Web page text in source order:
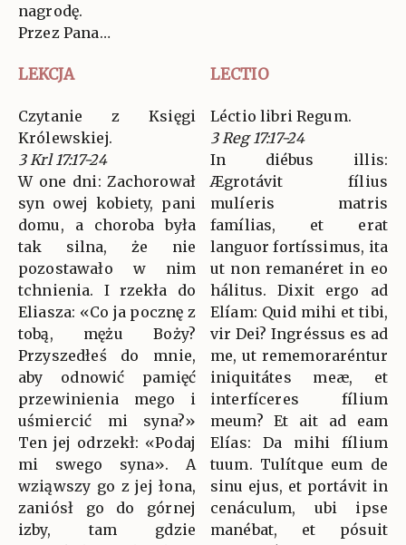
nagrodę.
Przez Pana…
LEKCJA LECTIO
Czytanie z Księgi
Królewskiej.
3 Krl 17:17-24
W one dni: Zachorował
syn owej kobiety, pani
domu, a choroba była
tak silna, że nie
pozostawało w nim
tchnienia. I rzekła do
Eliasza: «Co ja pocznę z
tobą, mężu Boży?
Przyszedłeś do mnie,
aby odnowić pamięć
przewinienia mego i
uśmiercić mi syna?»
Ten jej odrzekł: «Podaj
mi swego syna». A
wziąwszy go z jej łona,
zaniósł go do górnej
izby, tam gdzie
Léctio libri Regum.
3 Reg 17:17-24
In diébus illis:
Ægrotávit fílius
mulíeris matris
famílias, et erat
languor fortíssimus, ita
ut non remanéret in eo
hálitus. Dixit ergo ad
Elíam: Quid mihi et tibi,
vir Dei? Ingréssus es ad
me, ut rememoraréntur
iniquitátes meæ, et
interfíceres fílium
meum? Et ait ad eam
Elías: Da mihi fílium
tuum. Tulítque eum de
sinu ejus, et portávit in
cenáculum, ubi ipse
manébat, et pósuit